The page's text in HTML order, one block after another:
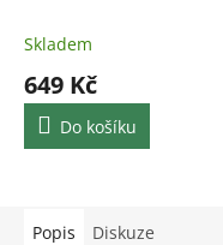
Skladem
649 Kč
Do košíku
Popis Diskuze